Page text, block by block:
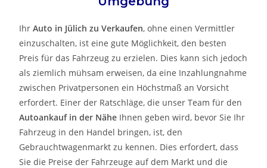
IhrAuto in Jülich zu Verkaufen, ohne einen Vermittler
einzuschalten, ist eine gute Möglichkeit, den besten
Preis für das Fahrzeug zu erzielen. Dies kann sich jedoch
als ziemlich mühsam erweisen, da eine Inzahlungnahme
zwischen Privatpersonen ein Höchstmaß an Vorsicht
erfordert. Einer der Ratschläge, die unser Team für den
Autoankauf in der Nähe Ihnen geben wird, bevor Sie Ihr
Fahrzeug in den Handel bringen, ist, den
Gebrauchtwagenmarkt zu kennen. Dies erfordert, dass
Sie die Preise der Fahrzeuge auf dem Markt und die